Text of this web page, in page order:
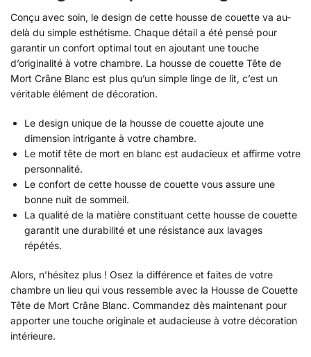
Conçu avec soin, le design de cette housse de couette va au-
delà du simple esthétisme. Chaque détail a été pensé pour
garantir un confort optimal tout en ajoutant une touche
d’originalité à votre chambre. La housse de couette Tête de
Mort Crâne Blanc est plus qu’un simple linge de lit, c’est un
véritable élément de décoration.
Le design unique de la housse de couette ajoute une
dimension intrigante à votre chambre.
Le motif tête de mort en blanc est audacieux et affirme votre
personnalité.
Le confort de cette housse de couette vous assure une
bonne nuit de sommeil.
La qualité de la matière constituant cette housse de couette
garantit une durabilité et une résistance aux lavages
répétés.
Alors, n’hésitez plus ! Osez la différence et faites de votre
chambre un lieu qui vous ressemble avec la Housse de Couette
Tête de Mort Crâne Blanc. Commandez dès maintenant pour
apporter une touche originale et audacieuse à votre décoration
intérieure.